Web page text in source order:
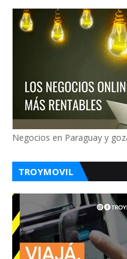
Negocios en Paraguay y
TROYMOVIL